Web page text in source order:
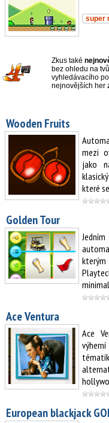
super
Zkus také
bez ohledu na
vyhledávacího
nejnovějších her
Wooden Fruits
mezi
jako
které
Golden Tour
kterým
Ace Ventura
Ace
European blackjack